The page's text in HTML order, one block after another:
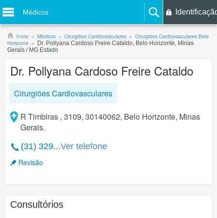
Médicos
Início Médicos Cirurgiões Cardiovasculares
Cirurgiões Cardiovasculares Belo
Horizonte
Dr. Pollyana Cardoso Freire Cataldo, Belo Horizonte, Minas
Gerais / MG Estado
Dr. Pollyana Cardoso Freire Cataldo
Cirurgiões Cardiovasculares
R Timbiras , 3109, 30140062, Belo Horizonte, Minas
Gerais.
(31) 329...Ver telefone
Revisão
Consultórios